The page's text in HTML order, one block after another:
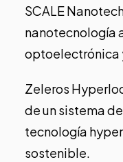
SCALE
nanotecnología
optoelectrónica
Zeleros
de un sistema
tecnología
sostenible.